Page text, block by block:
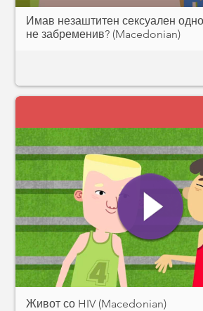
Имав незаштитен сексуален
не забременив? (Macedonian)
Живот со HIV (Macedonian)